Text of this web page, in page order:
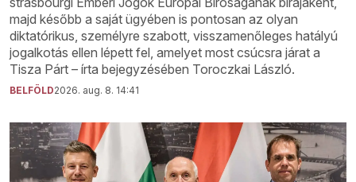
majd később a saját ügyében is pontosan az olyan
diktatórikus, személyre szabott, visszamenőleges hatályú
jogalkotás ellen lépett fel, amelyet most csúcsra járat a
Tisza Párt – írta bejegyzésében Toroczkai László.
BELFÖLD2026. aug. 8. 14:41